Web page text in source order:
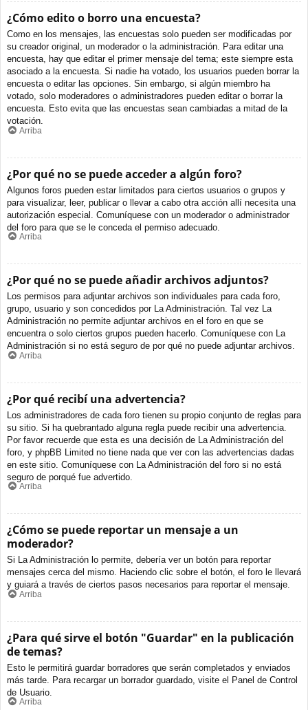
¿Cómo edito o borro una encuesta?
Como en los mensajes, las encuestas solo pueden ser modificadas por
su creador original, un moderador o la administración. Para editar una
encuesta, hay que editar el primer mensaje del tema; este siempre esta
asociado a la encuesta. Si nadie ha votado, los usuarios pueden borrar la
encuesta o editar las opciones. Sin embargo, si algún miembro ha
votado, solo moderadores o administradores pueden editar o borrar la
encuesta. Esto evita que las encuestas sean cambiadas a mitad de la
votación.
Arriba
¿Por qué no se puede acceder a algún foro?
Algunos foros pueden estar limitados para ciertos usuarios o grupos y
para visualizar, leer, publicar o llevar a cabo otra acción allí necesita una
autorización especial. Comuníquese con un moderador o administrador
del foro para que se le conceda el permiso adecuado.
Arriba
¿Por qué no se puede añadir archivos adjuntos?
Los permisos para adjuntar archivos son individuales para cada foro,
grupo, usuario y son concedidos por La Administración. Tal vez La
Administración no permite adjuntar archivos en el foro en que se
encuentra o solo ciertos grupos pueden hacerlo. Comuníquese con La
Administración si no está seguro de por qué no puede adjuntar archivos.
Arriba
¿Por qué recibí una advertencia?
Los administradores de cada foro tienen su propio conjunto de reglas para
su sitio. Si ha quebrantado alguna regla puede recibir una advertencia.
Por favor recuerde que esta es una decisión de La Administración del
foro, y phpBB Limited no tiene nada que ver con las advertencias dadas
en este sitio. Comuníquese con La Administración del foro si no está
seguro de porqué fue advertido.
Arriba
¿Cómo se puede reportar un mensaje a un
moderador?
Si La Administración lo permite, debería ver un botón para reportar
mensajes cerca del mismo. Haciendo clic sobre el botón, el foro le llevará
y guiará a través de ciertos pasos necesarios para reportar el mensaje.
Arriba
¿Para qué sirve el botón "Guardar" en la publicación
de temas?
Esto le permitirá guardar borradores que serán completados y enviados
más tarde. Para recargar un borrador guardado, visite el Panel de Control
de Usuario.
Arriba